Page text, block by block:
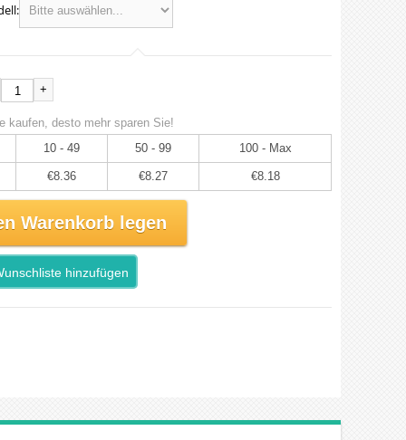
+
kaufen, desto mehr sparen Sie!
10 - 49
50 - 99 100 - Max
€8.36 €8.27 €8.18
Warenkorb legen
hinzufügen